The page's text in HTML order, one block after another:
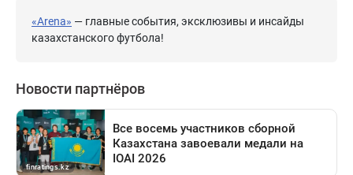
«Arena» — главные события, эксклюзивы и инсайды
казахстанского футбола!